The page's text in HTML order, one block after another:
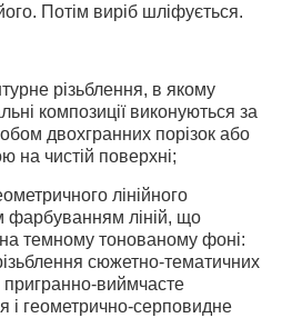
Потім виріб шліфується.
різьблення, в якому
композиції виконуються за
двохгранних порізок або
на чистій поверхні;
лінійного
фарбуванням ліній, що
темному тонованому фоні:
сюжетно-тематичних
пригранно-виймчасте
і геометрично-серповидне